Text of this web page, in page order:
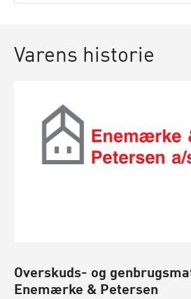
Varens historie
Overskuds- og
Enemærke & Petersen